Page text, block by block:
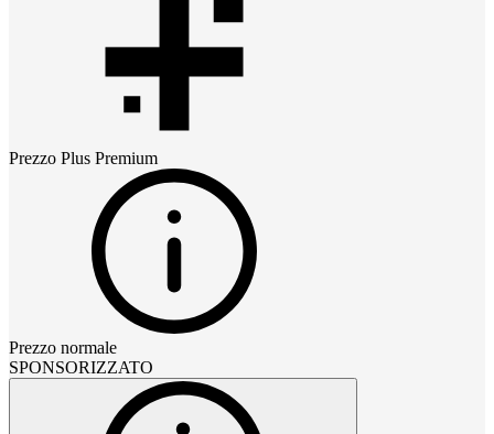
Prezzo Plus Premium
Prezzo normale
SPONSORIZZATO